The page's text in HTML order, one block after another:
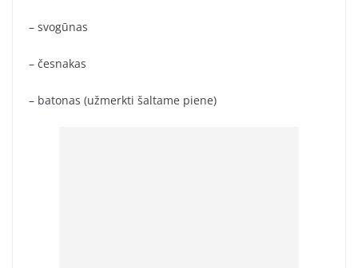
– svogūnas
– česnakas
– batonas (užmerkti šaltame piene)